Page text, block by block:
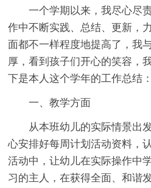
一个学期以来，我尽心尽
作中不断实践、总结、更新，
面都不一样程度地提高了，我
厚，看到孩子们开心的笑容，
下是本人这个学年的工作总结：
一、教学方面
从本班幼儿的实际情景出
心安排好每周计划活动资料，
活动中，让幼儿在实际操作中
习的主人，在获得全面、和谐